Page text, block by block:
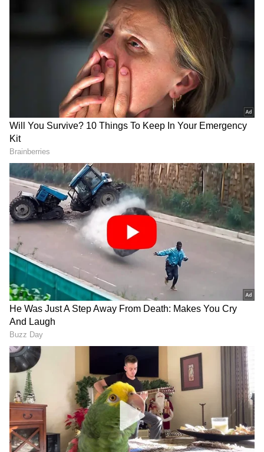
ಕುನೋ ಉದ್ಯಾನಕ್ಕೆ ಹೊಂದಿಕೊಂಡ ಚೀತಾಗಳು:
ವಿಡಿಯೋ ಟ್ವಿಟ್ ಮಾಡಿದ ಮೋದಿ
DOWNLOAD APP
ಕರ್ನಾಟಕ, ಭಾರತ (India News
) ಮತ್ತು ಜಗತ್ತಿನ
ಕ್ಷಣಕ್ಷಣದ ಕನ್ನಡ ಸುದ್ದಿ (Kannada News)
ಅಪ್ಡೇಟ್‌ಗಳಿಗಾಗಿ ಏಷ್ಯಾನೆಟ್ ಸುವರ್ಣ ನ್ಯೂಸ್‌ ಫಾಲೋ
ಮಾಡಿ. ಬ್ರೇಕಿಂಗ್ ಸುದ್ದಿ (Latest Kannada News
ವಿಶೇಷ ವರದಿಗಳು ಮತ್ತು ನೇರ ಪ್ರಸಾರಗಳೊಂದಿಗೆ
kannada news live
) ಸಂಪೂರ್ಣ ಮಾಹಿತಿ ಒಂದೇ
ಕ್ಲಿಕ್‌ನಲ್ಲಿ ಲಭ್ಯ. ಏಷ್ಯಾನೆಟ್ ಸುವರ್ಣ ನ್ಯೂಸ್ ಅಧಿಕೃತ
ಆ್ಯಪ್ ಡೌನ್‌ಲೋಡ್ ಮಾಡಿ ಹಾಗು ಎಲ್ಲಾ ಅಪ್‌ಡೇಟ್
ಗಳನ್ನು ಪಡೆಯಿರಿ